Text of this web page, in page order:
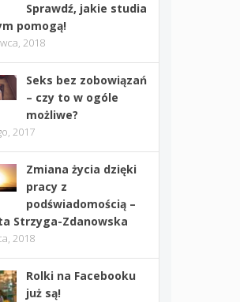
Sprawdź, jakie studia
pomogą!
2018
Seks bez zobowiązań
– czy to w ogóle
możliwe?
2017
Zmiana życia dzięki
pracy z
podświadomością –
Strzyga-Zdanowska
2018
Rolki na Facebooku
już są!